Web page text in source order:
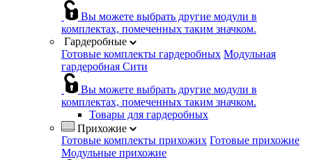
Вы можете выбрать другие модули в
комплектах, помеченных таким значком.
Гардеробные
Готовые комплекты гардеробных Модульная
гардеробная Сити
Вы можете выбрать другие модули в
комплектах, помеченных таким значком.
Товары для гардеробных
Прихожие
Готовые комплекты прихожих Готовые прихожие
Модульные прихожие